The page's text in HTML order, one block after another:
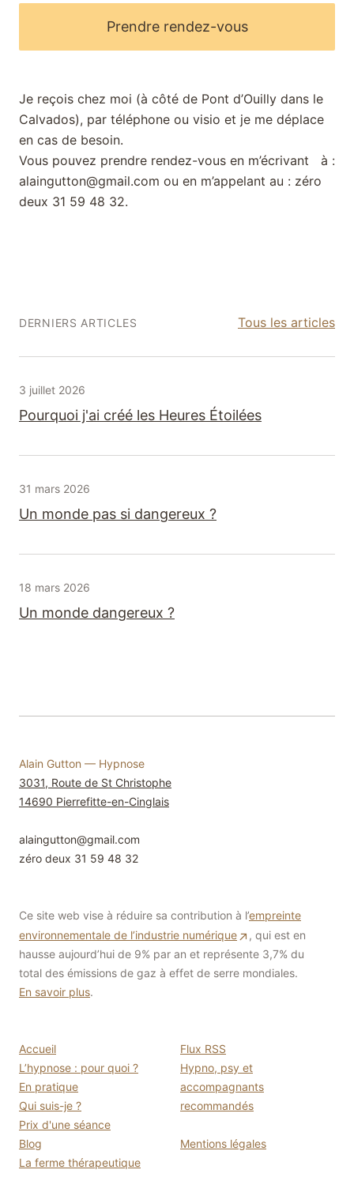
Prendre rendez-vous
Prendre rendez-vous
Je reçois chez moi (à côté de Pont d’Ouilly dans le
Calvados), par téléphone ou visio et je me déplace
en cas de besoin.
Vous pouvez prendre rendez-vous en m’écrivant à :
alaingutton@gmail.com ou en m’appelant au : zéro
deux 31 59 48 32.
DERNIERS ARTICLES Tous les articles→
3 juillet 2026
Pourquoi j'ai créé les Heures Étoilées
31 mars 2026
Un monde pas si dangereux ?
18 mars 2026
Un monde dangereux ?
Alain Gutton — Hypnose
3031, Route de St Christophe
14690 Pierrefitte-en-Cinglais
alaingutton@gmail.com
zéro deux 31 59 48 32
Ce site web vise à réduire sa contribution à l’empreinte
environnementale de l’industrie numérique
, qui est en
hausse aujourd’hui de 9% par an et représente 3,7% du
total des émissions de gaz à effet de serre mondiales.
En savoir plus.
Accueil
L’hypnose : pour quoi ?
En pratique
Qui suis-je ?
Prix d'une séance
Blog
La ferme thérapeutique
Flux RSS
Hypno, psy et
accompagnants
recommandés
Mentions légales